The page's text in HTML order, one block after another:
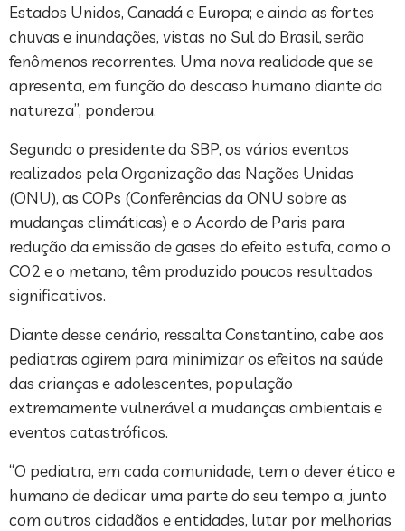
Estados Unidos, Canadá e Europa; e ainda as fortes
chuvas e inundações, vistas no Sul do Brasil, serão
fenômenos recorrentes. Uma nova realidade que se
apresenta, em função do descaso humano diante da
natureza”, ponderou.
Segundo o presidente da SBP, os vários eventos
realizados pela Organização das Nações Unidas
(ONU), as COPs (Conferências da ONU sobre as
mudanças climáticas) e o Acordo de Paris para
redução da emissão de gases do efeito estufa, como o
CO2 e o metano, têm produzido poucos resultados
significativos.
Diante desse cenário, ressalta Constantino, cabe aos
pediatras agirem para minimizar os efeitos na saúde
das crianças e adolescentes, população
extremamente vulnerável a mudanças ambientais e
eventos catastróficos.
“O pediatra, em cada comunidade, tem o dever ético e
humano de dedicar uma parte do seu tempo a, junto
com outros cidadãos e entidades, lutar por melhorias